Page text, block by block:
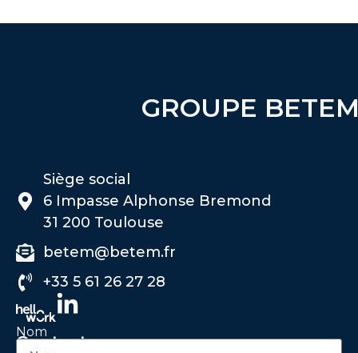
GROUPE
Siège social
6 Impasse Alphonse Bremond
31 200 Toulouse
betem@betem.fr
+33 5 61 26 27 28
Contactez-nous
Nom